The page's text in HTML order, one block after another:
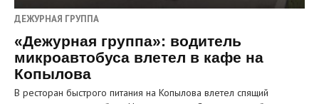
ДЕЖУРНАЯ ГРУППА
«Дежурная группа»: водитель
микроавтобуса влетел в кафе на
Копылова
В ресторан быстрого питания на Копылова влетел спящий